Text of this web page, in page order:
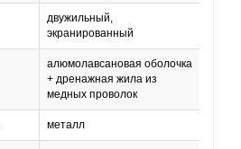
двужильный,
экранированный
алюмолавсановая оболочка
+ дренажная жила из
медных проволок
металл